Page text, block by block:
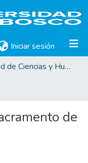
Iniciar sesión (current)
Facultad de Ciencias y Humanidades
de